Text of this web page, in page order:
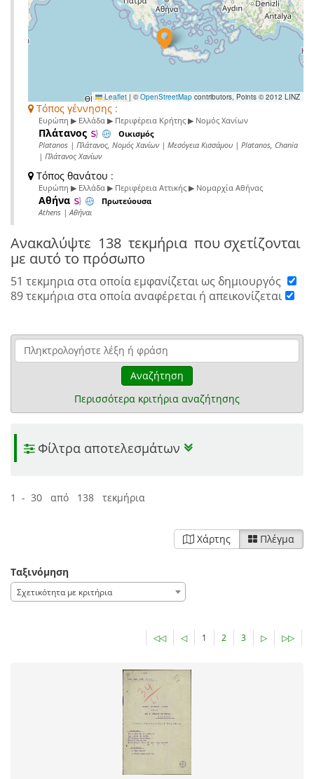
Leaflet | ©OpenStreetMap contributors, Points © 2012 LINZ
Τόπος γέννησης :
Ευρώπη ▶ Ελλάδα ▶ Περιφέρεια Κρήτης ▶ Νομός Χανίων
Πλάτανος Οικισμός
Platanos | Πλάτανος, Νομός Χανίων | Μεσόγεια Κισσάμου | Platanos, Chania
| Πλάτανος Χανίων
Τόπος θανάτου :
Ευρώπη ▶ Ελλάδα ▶ Περιφέρεια Αττικής ▶ Νομαρχία Αθήνας
Αθήνα Πρωτεύουσα
Athens | Αθήναι
Ανακαλύψτε 138 τεκμήρια που σχετίζονται
με αυτό το πρόσωπο
51 τεκμηρια στα οποία εμφανίζεται ως δημιουργός
89 τεκμήρια στα οποία αναφέρεται ή απεικονίζεται
Αναζήτηση
Περισσότερα κριτήρια αναζήτησης
Φίλτρα αποτελεσμάτων
1 - 30 από 138 τεκμήρια
Χάρτης Πλέγμα
Ταξινόμηση
Σχετικότητα με κριτήρια
◁◁ ◁ 1 2 3 ▷ ▷▷